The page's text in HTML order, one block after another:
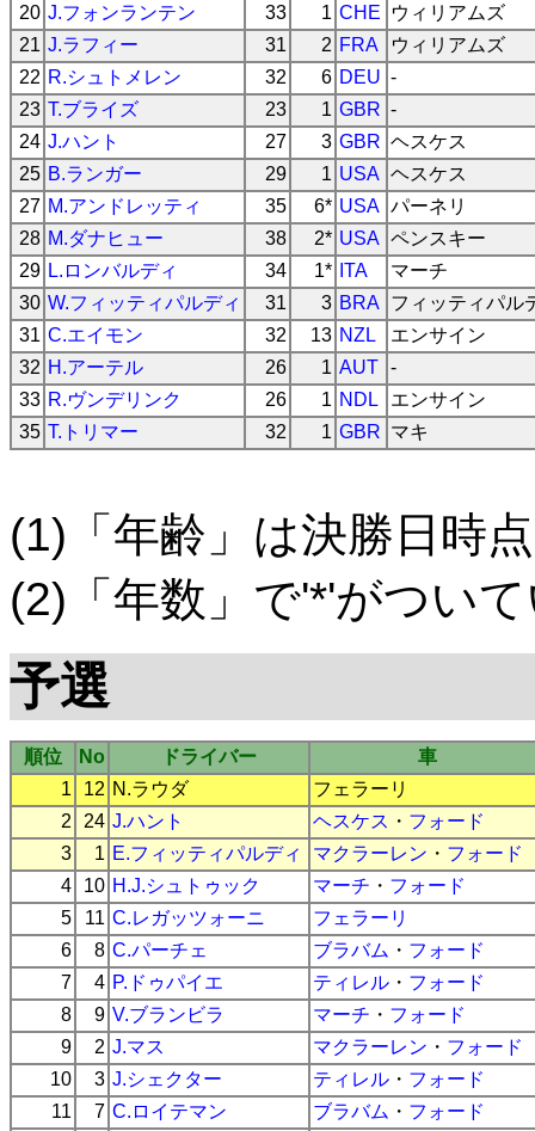
20 J.フォンランテン 33 1 CHE
ウィリアムズ
21 J.ラフィー 31 2 FRA
ウィリアムズ
22 R.シュトメレン 32 6 DEU -
23 T.ブライズ 23 1 GBR -
24 J.ハント 27 3 GBR ヘスケス
25 B.ランガー 29 1 USA ヘスケス
27 M.アンドレッティ 35 6* USA パーネリ
28 M.ダナヒュー 38 2* USA ペンスキー
29 L.ロンバルディ 34 1* ITA
マーチ
30 W.フィッティパルディ 31 3 BRA フィッティパル
31 C.エイモン 32 13 NZL
エンサイン
32 H.アーテル 26 1 AUT -
33 R.ヴンデリンク 26 1 NDL
エンサイン
35 T.トリマー 32 1 GBR マキ
(1)「年齢」は決勝日時点
(2)「年数」で'*'がつい
予選
順位 No ドライバー
車
1
12 N.ラウダ
フェラーリ
2
24 J.ハント ヘスケス ・ フォード
3
1 E.フィッティパルディ マクラーレン ・ フォード
4
10 H.J.シュトゥック マーチ ・ フォード
5
11 C.レガッツォーニ
フェラーリ
6
8 C.パーチェ ブラバム ・ フォード
7
4 P.ドゥパイエ ティレル ・ フォード
8
9 V.ブランビラ マーチ ・ フォード
9
2 J.マス マクラーレン ・ フォード
10
3 J.シェクター ティレル ・ フォード
11
7 C.ロイテマン ブラバム ・ フォード